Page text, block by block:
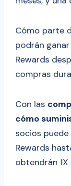
Cómo parte
podrán
Rewards
compras
Con las
cómo
socios
Rewards
obtendrán